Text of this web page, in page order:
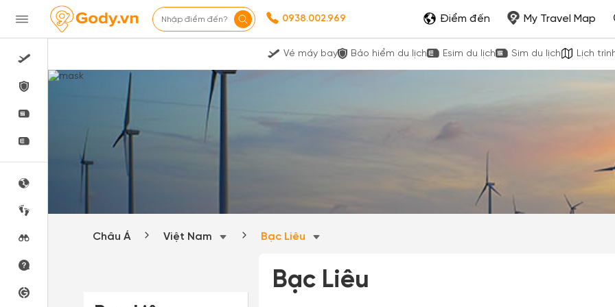
Nhập điểm đến? 0938.002.969 Điểm đến My Travel Map
Vé máy bay Bảo hiểm du lịch Esim du lịch Sim du lịch Lịch
Châu Á Việt Nam Bạc Liêu
Bạc Liêu